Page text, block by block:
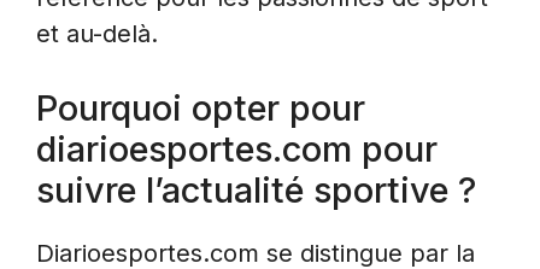
et au-delà.
Pourquoi opter pour
diarioesportes.com pour
suivre l’actualité sportive ?
Diarioesportes.com se distingue par la